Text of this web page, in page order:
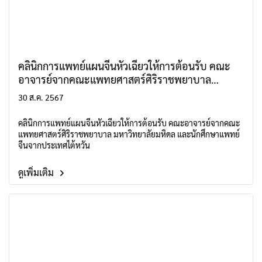
คลินิกการแพทย์แผนจีนหัวเฉียวให้การต้อนรับ คณะ
อาจารย์จากคณะแพทยศาสตร์ศิริราชพยาบาล
มหาวิทยาลัยมหิดล และนักศึกษาแพทย์จีนจากประเทศ
30 ส.ค. 2567
คลินิกการแพทย์แผนจีนหัวเฉียวให้การต้อนรับ คณะอาจารย์จากคณะ
แพทยศาสตร์ศิริราชพยาบาล มหาวิทยาลัยมหิดล และนักศึกษาแพทย์
จีนจากประเทศไต้หวัน
ดูเพิ่มเติม